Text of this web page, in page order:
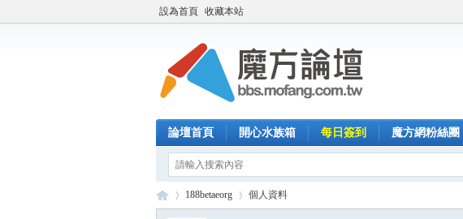
設為首頁 收藏本站
論壇首頁 開心水族箱 每日簽到 魔方網粉絲團
188betaeorg 個人資料